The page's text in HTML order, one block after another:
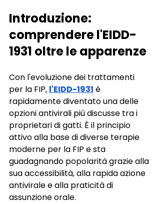
Introduzione:
comprendere l'EIDD-
1931 oltre le apparenze
Con l'evoluzione dei trattamenti
per la FIP, l'EIDD-1931 è
rapidamente diventato una delle
opzioni antivirali più discusse tra i
proprietari di gatti. È il principio
attivo alla base di diverse terapie
moderne per la FIP e sta
guadagnando popolarità grazie alla
sua accessibilità, alla rapida azione
antivirale e alla praticità di
assunzione orale.